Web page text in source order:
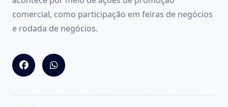
comercial, como participação em feiras de negócios
e rodada de negócios.